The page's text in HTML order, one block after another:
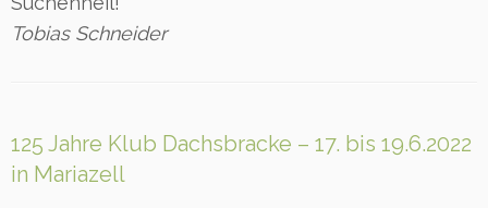
Tobias Schneider
125 Jahre Klub Dachsbracke – 17. bis 19.6.2022
in Mariazell